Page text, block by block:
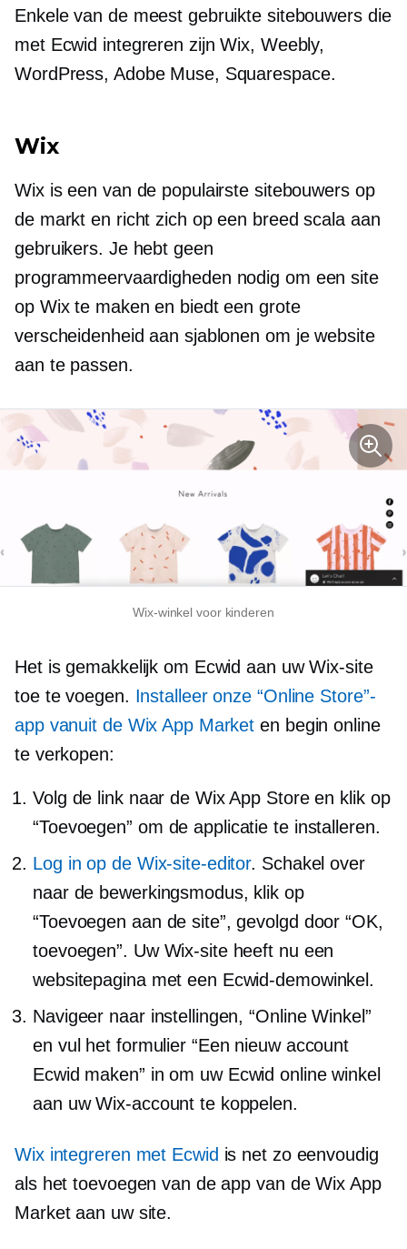
Enkele van de meest gebruikte sitebouwers die
met Ecwid integreren zijn Wix, Weebly,
WordPress, Adobe Muse, Squarespace.
Wix
Wix is ​​een van de populairste sitebouwers op
de markt en richt zich op een breed scala aan
gebruikers. Je hebt geen
programmeervaardigheden nodig om een ​​site
op Wix te maken en biedt een grote
verscheidenheid aan sjablonen om je website
aan te passen.
Wix-winkel voor kinderen
Het is gemakkelijk om Ecwid aan uw Wix-site
toe te voegen. Installeer onze “Online Store”-
app vanuit de Wix App Market en begin online
te verkopen:
Volg de link naar de Wix App Store en klik op
“Toevoegen” om de applicatie te installeren.
Log in op de Wix-site-editor. Schakel over
naar de bewerkingsmodus, klik op
“Toevoegen aan de site”, gevolgd door “OK,
toevoegen”. Uw Wix-site heeft nu een
websitepagina met een Ecwid-demowinkel.
Navigeer naar instellingen, “Online Winkel”
en vul het formulier “Een nieuw account
Ecwid maken” in om uw Ecwid online winkel
aan uw Wix-account te koppelen.
Wix integreren met Ecwid is net zo eenvoudig
als het toevoegen van de app van de Wix App
Market aan uw site.